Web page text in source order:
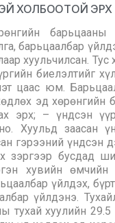
ХОЛБООТОЙ
барьцааны
барьцаалбар
хуульчилсан.
биелэлтийг
цаас юм.
эд хөрөнгийн
эрх; – үндсэн
Хуульд заасан
гэрээний үндсэн
зэргээр бусдад
хувийн
үйлдэх,
үйлдэнэ.
тухай хуулийн